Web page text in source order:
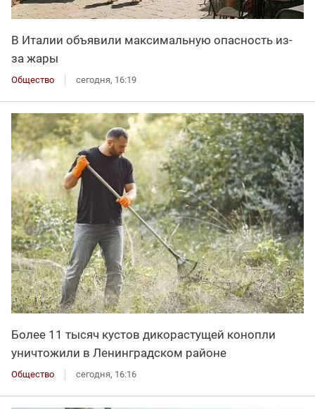
В Италии объявили максимальную опасность из-
за жары
Общество сегодня, 16:19
Более 11 тысяч кустов дикорастущей конопли
уничтожили в Ленинградском районе
Общество сегодня, 16:16